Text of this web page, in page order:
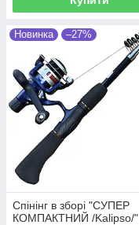
Новинка –27%
Спінінг в зборі "СУПЕР
КОМПАКТНИЙ /Kalipso/"